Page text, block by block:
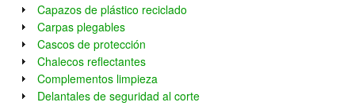
Capazos de plástico reciclado
Carpas plegables
Cascos de protección
Chalecos reflectantes
Complementos limpieza
Delantales de seguridad al corte